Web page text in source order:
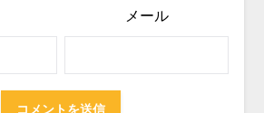
メール